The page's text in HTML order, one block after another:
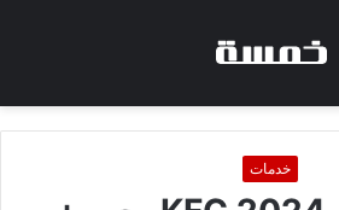
خدمات